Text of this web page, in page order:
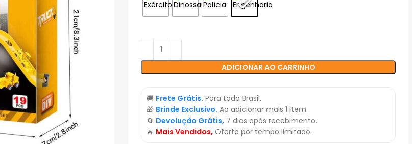
ADICIONAR AO CARRINHO
🚚 Frete Grátis. Para todo Brasil.
🎁 Brinde Exclusivo. Ao adicionar mais 1 item.
🔄 Devolução Grátis, 7 dias após recebimento.
🔥 Mais Vendidos, Oferta por tempo limitado.